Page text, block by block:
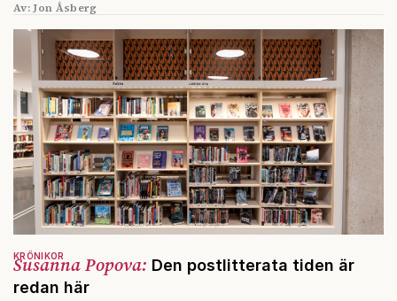
Av: Jon Åsberg
Susanna Popova: Den postlitterata tiden är
redan här
KRÖNIKOR